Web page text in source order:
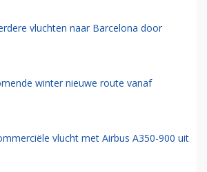
vluchten naar Barcelona door
winter nieuwe route vanaf
vlucht met Airbus A350-900 uit